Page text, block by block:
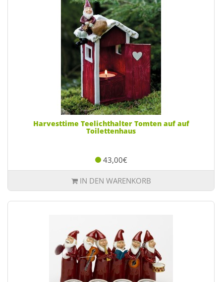
Harvesttime Teelichthalter Tomten auf auf
Toilettenhaus
43,00€
IN DEN WARENKORB